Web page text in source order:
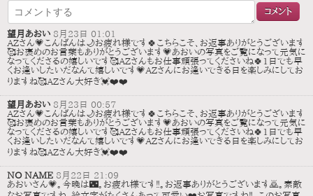
望月あおい 8月23日 01:01
AZさん💗こんばんは🌙お疲れ様です🍀こちらこそ、お返事ありがとうございます
🥰お褒めのお言葉もありがとうございます💗あおいの写真をご覧になって元気に
なってくださるの嬉しいです🥰AZさんもお仕事頑張ってくださいね🍀1日でも早
くお逢いしたいだなんて嬉しいです💗AZさんにお逢いできる日を楽しみにしてお
りますね🥰AZさん大好き💓❤️❤️
望月あおい 8月23日 00:57
AZさん💗こんばんは🌙お疲れ様です🍀こちらこそ、お返事ありがとうございます
🥰お褒めのお言葉もありがとうございます💗あおいの写真をご覧になって元気に
なってくださるの嬉しいです🥰AZさんもお仕事頑張ってくださいね🍀1日でも早
くお逢いしたいだなんて嬉しいです💗AZさんにお逢いできる日を楽しみにしてお
りますね🥰AZさん大好き💓❤️❤️
NO NAME 8月22日 21:09
あおいさん💗。今晩は🌃。お疲れ様です‼️。お返事ありがとうございます🙇。素敵